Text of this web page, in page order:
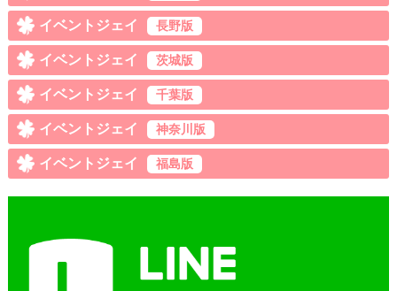
イベントジェイ 長野版
イベントジェイ 茨城版
イベントジェイ 千葉版
イベントジェイ 神奈川版
イベントジェイ 福島版